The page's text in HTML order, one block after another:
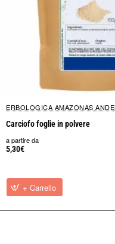
ERBOLOGICA AMAZONAS
Carciofo foglie in polvere
a partire da
5,30€
+ Carrello